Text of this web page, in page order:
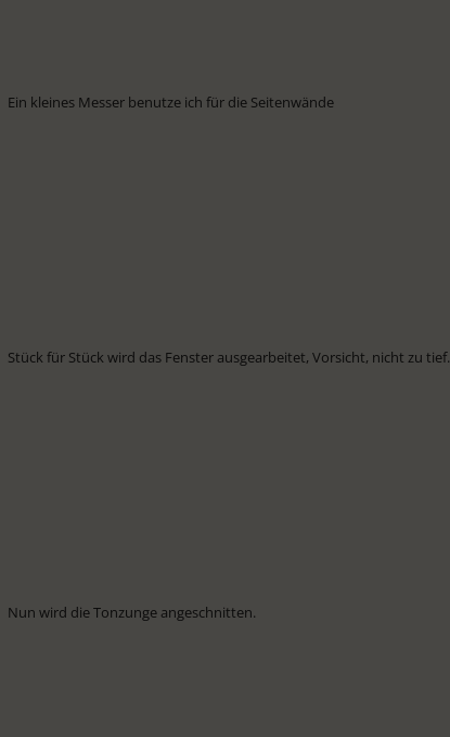
Ein kleines Messer benutze ich für die Seitenwände
Stück für Stück wird das Fenster ausgearbeitet, Vorsicht, nicht zu tief.
Nun wird die Tonzunge angeschnitten.